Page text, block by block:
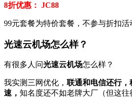
8折优惠： JC88
99元套餐为特价套餐，不参与折扣活
光速云机场怎么样？
有很多人问光速云机场怎么样？
我实测三网优化， 联通和电信还行，
速， 知名度还不如老牌大厂（但这